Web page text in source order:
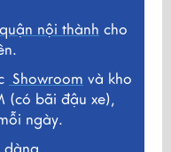
nội thành cho
Showroom và kho
(có bãi đậu xe),
ngày.